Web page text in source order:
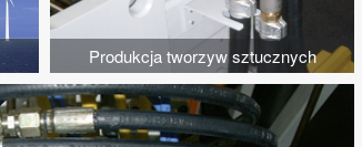
Produkcja tworzyw sztucznych